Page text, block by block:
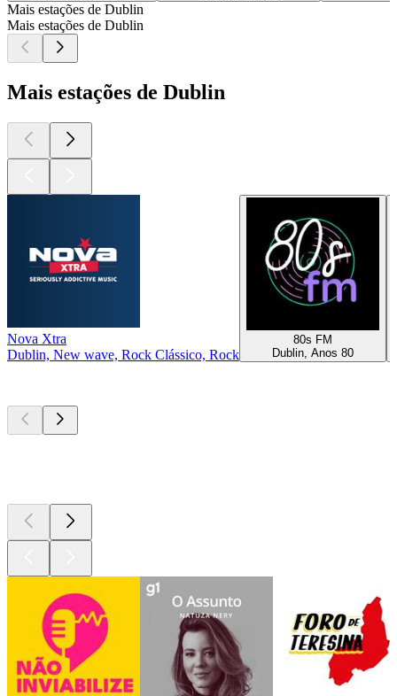
Mais estações de Dublin
Mais estações de Dublin
Mais estações de Dublin
Nova Xtra
Dublin, New wave, Rock Clássico, Rock
80s FM
Dublin, Anos 80